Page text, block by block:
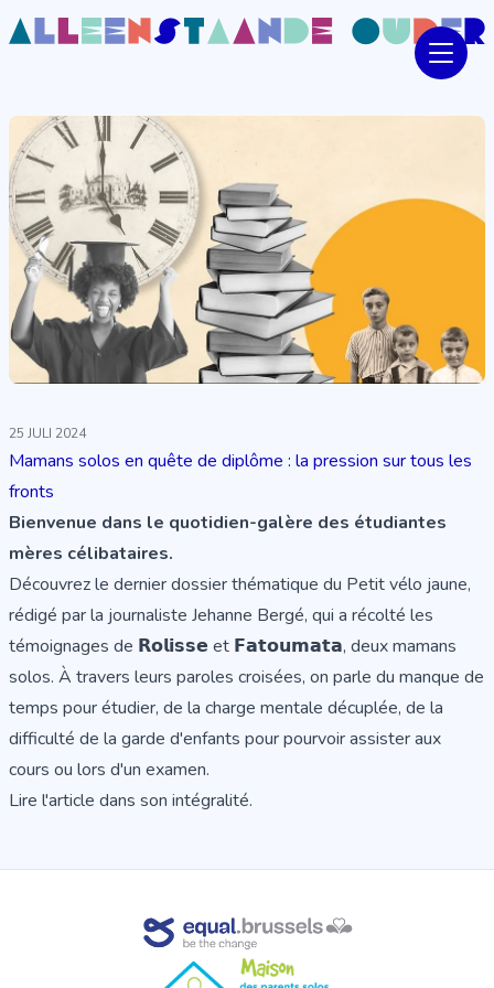
25 JULI 2024
Mamans solos en quête de diplôme : la pression sur tous les
fronts
Bienvenue dans le quotidien-galère des étudiantes
mères célibataires.
Découvrez le dernierdossier thématique du Petit vélo jaune,
rédigé par la journaliste Jehanne Bergé, qui a récolté les
témoignages de 𝗥𝗼𝗹𝗶𝘀𝘀𝗲 et 𝗙𝗮𝘁𝗼𝘂𝗺𝗮𝘁𝗮, deux mamans
solos. À travers leurs paroles croisées, on parle du manque de
temps pour étudier, de la charge mentale décuplée, de la
difficulté de la garde d'enfants pour pourvoir assister aux
cours ou lors d'un examen.
Lire l'article dans son intégralité.